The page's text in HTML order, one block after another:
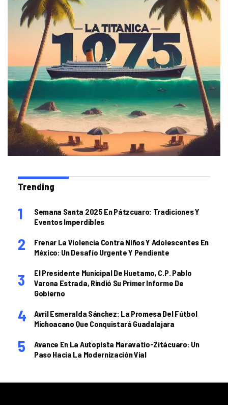
Trending
Semana Santa 2025 En Pátzcuaro: Tradiciones Y
Eventos Imperdibles
Frenar La Violencia Contra Niños Y Adolescentes En
México: Un Desafío Urgente Y Pendiente
El Presidente Municipal De Huetamo, C.P. Pablo
Varona Estrada, Rindió Su Primer Informe De
Gobierno
Avril Esmeralda Sánchez: La Promesa Del Fútbol
Michoacano Que Conquistará Guadalajara
Avance En La Autopista Maravatío-Zitácuaro: Un
Paso Hacia La Modernización Vial